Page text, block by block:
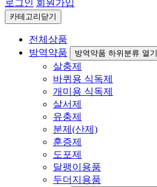
로그인 회원가입
카테고리닫기
전체상품
방역약품
방역약품 하위분류 열기
살충제
바퀴용 식독제
개미용 식독제
살서제
유충제
분제(산제)
훈증제
도포제
달팽이용품
두더지용품